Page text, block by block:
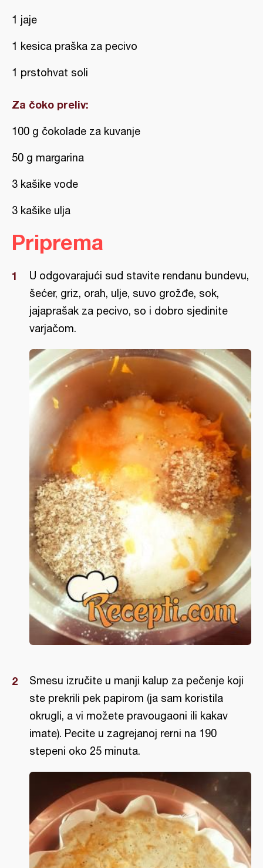
1 jaje
1 kesica praška za pecivo
1 prstohvat soli
Za čoko preliv:
100 g čokolade za kuvanje
50 g margarina
3 kašike vode
3 kašike ulja
Priprema
U odgovarajući sud stavite rendanu bundevu,
šećer, griz, orah, ulje, suvo grožđe, sok,
jajaprašak za pecivo, so i dobro sjedinite
varjačom.
Smesu izručite u manji kalup za pečenje koji
ste prekrili pek papirom (ja sam koristila
okrugli, a vi možete pravougaoni ili kakav
imate). Pecite u zagrejanoj rerni na 190
stepeni oko 25 minuta.